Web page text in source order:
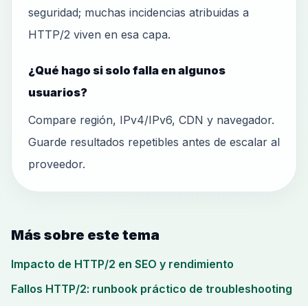
seguridad; muchas incidencias atribuidas a
HTTP/2 viven en esa capa.
¿Qué hago si solo falla en algunos
usuarios?
Compare región, IPv4/IPv6, CDN y navegador.
Guarde resultados repetibles antes de escalar al
proveedor.
Más sobre este tema
Impacto de HTTP/2 en SEO y rendimiento
Fallos HTTP/2: runbook práctico de troubleshooting